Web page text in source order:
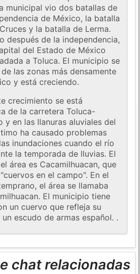
municipal vio dos batallas de
de México, la batalla
y la batalla de Lerma.
después de la independencia,
del Estado de México
a Toluca. El municipio se
las zonas más densamente
y está creciendo.
crecimiento se está
de la carretera Toluca-
y en las llanuras aluviales del
ha causado problemas
inundaciones cuando el río
la temporada de lluvias. El
área es Cacamilhuacan, que
en el campo". En el
el área se llamaba
El municipio tiene
un cuervo que refleja su
escudo de armas español. .
chat relacionadas